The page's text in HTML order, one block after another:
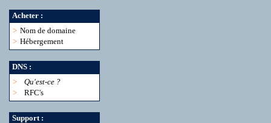
Acheter :
> Nom de domaine
> Hébergement
DNS :
>
Qu'est-ce ?
>
RFC's
Support :